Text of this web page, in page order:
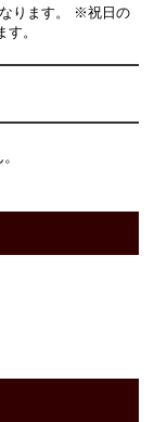
ります。 ※祝日の
。